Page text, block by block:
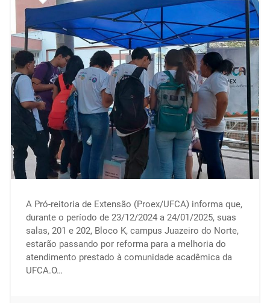
​A Pró-reitoria de Extensão (Proex/UFCA) informa que,
durante o período de 23/12/2024 a 24/01/2025, suas
salas, 201 e 202, Bloco K, campus Juazeiro do Norte,
estarão passando por reforma para a melhoria do
atendimento prestado à comunidade acadêmica da
UFCA.​O…